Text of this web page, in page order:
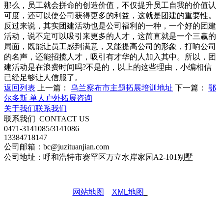
那么，员工就会拼命的创造价值，不仅提升员工自我的价值认
可度，还可以使公司获得更多的利益，这就是团建的重要性。
反过来说，其实团建活动也是公司福利的一种，一个好的团建
活动，说不定可以吸引来更多的人才，这简直就是一个三赢的
局面，既能让员工感到满意，又能提高公司的形象，打响公司
的名声，还能招揽人才，吸引有才华的人加入其中。所以，团
建活动是在浪费时间吗?不是的，以上的这些理由，小编相信
已经足够让人信服了。
返回列表
上一篇： 乌兰察布市主题拓展培训地址 下一篇： 鄂
尔多斯 单人户外拓展咨询
关于我们联系我们
联系我们 CONTACT US
0471-3141085/3141086
13384718147
公司邮箱：bc@juzituanjian.com
公司地址：呼和浩特市赛罕区万立水岸家园A2-101别墅
网站地图 XML地图